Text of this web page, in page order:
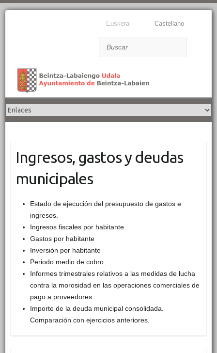
Euskera Castellano
Ingresos, gastos y deudas
municipales
Estado de ejecución del presupuesto de gastos e
ingresos.
Ingresos fiscales por habitante
Gastos por habitante
Inversión por habitante
Periodo medio de cobro
Informes trimestrales relativos a las medidas de lucha
contra la morosidad en las operaciones comerciales de
pago a proveedores.
Importe de la deuda municipal consolidada.
Comparación con ejercicios anteriores.